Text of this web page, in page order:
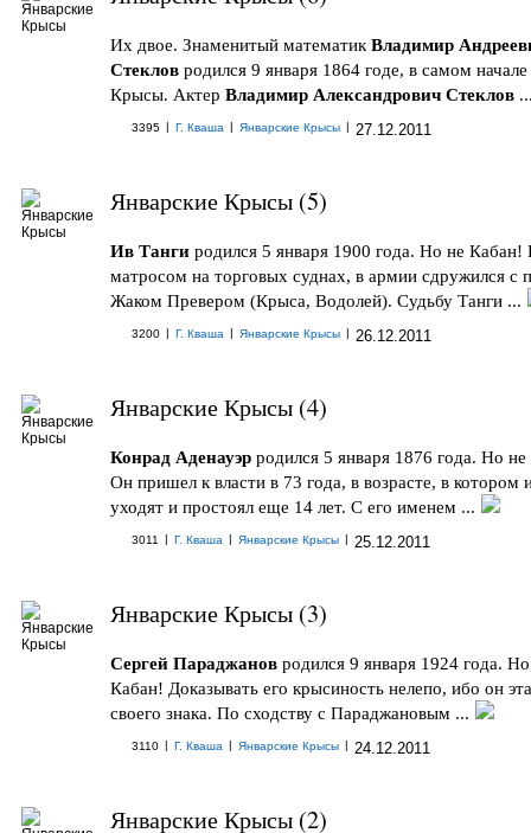
Их двое. Знаменитый математик Владимир
Стеклов родился 9 января 1864 годе, в самом начале
Крысы. Актер Владимир Александрович Стеклов
3395 | Г. Кваша | Январские Крысы | 27.12.2011
Январские Крысы (5)
Ив Танги родился 5 января 1900 года. Но не Кабан!
матросом на торговых суднах, в армии сдружился с
Жаком Превером (Крыса, Водолей). Судьбу Танги ...
3200 | Г. Кваша | Январские Крысы | 26.12.2011
Январские Крысы (4)
Конрад Аденауэр родился 5 января 1876 года. Но
Он пришел к власти в 73 года, в возрасте, в котором
уходят и простоял еще 14 лет. С его именем ...
3011 | Г. Кваша | Январские Крысы | 25.12.2011
Январские Крысы (3)
Сергей Параджанов родился 9 января 1924 года.
Кабан! Доказывать его крысиность нелепо, ибо он
своего знака. По сходству с Параджановым ...
3110 | Г. Кваша | Январские Крысы | 24.12.2011
Январские Крысы (2)